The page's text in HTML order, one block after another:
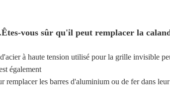
vous sûr qu'il peut remplacer la
à haute tension utilisé pour la grille invisible
également
remplacer les barres d'aluminium ou de fer dans